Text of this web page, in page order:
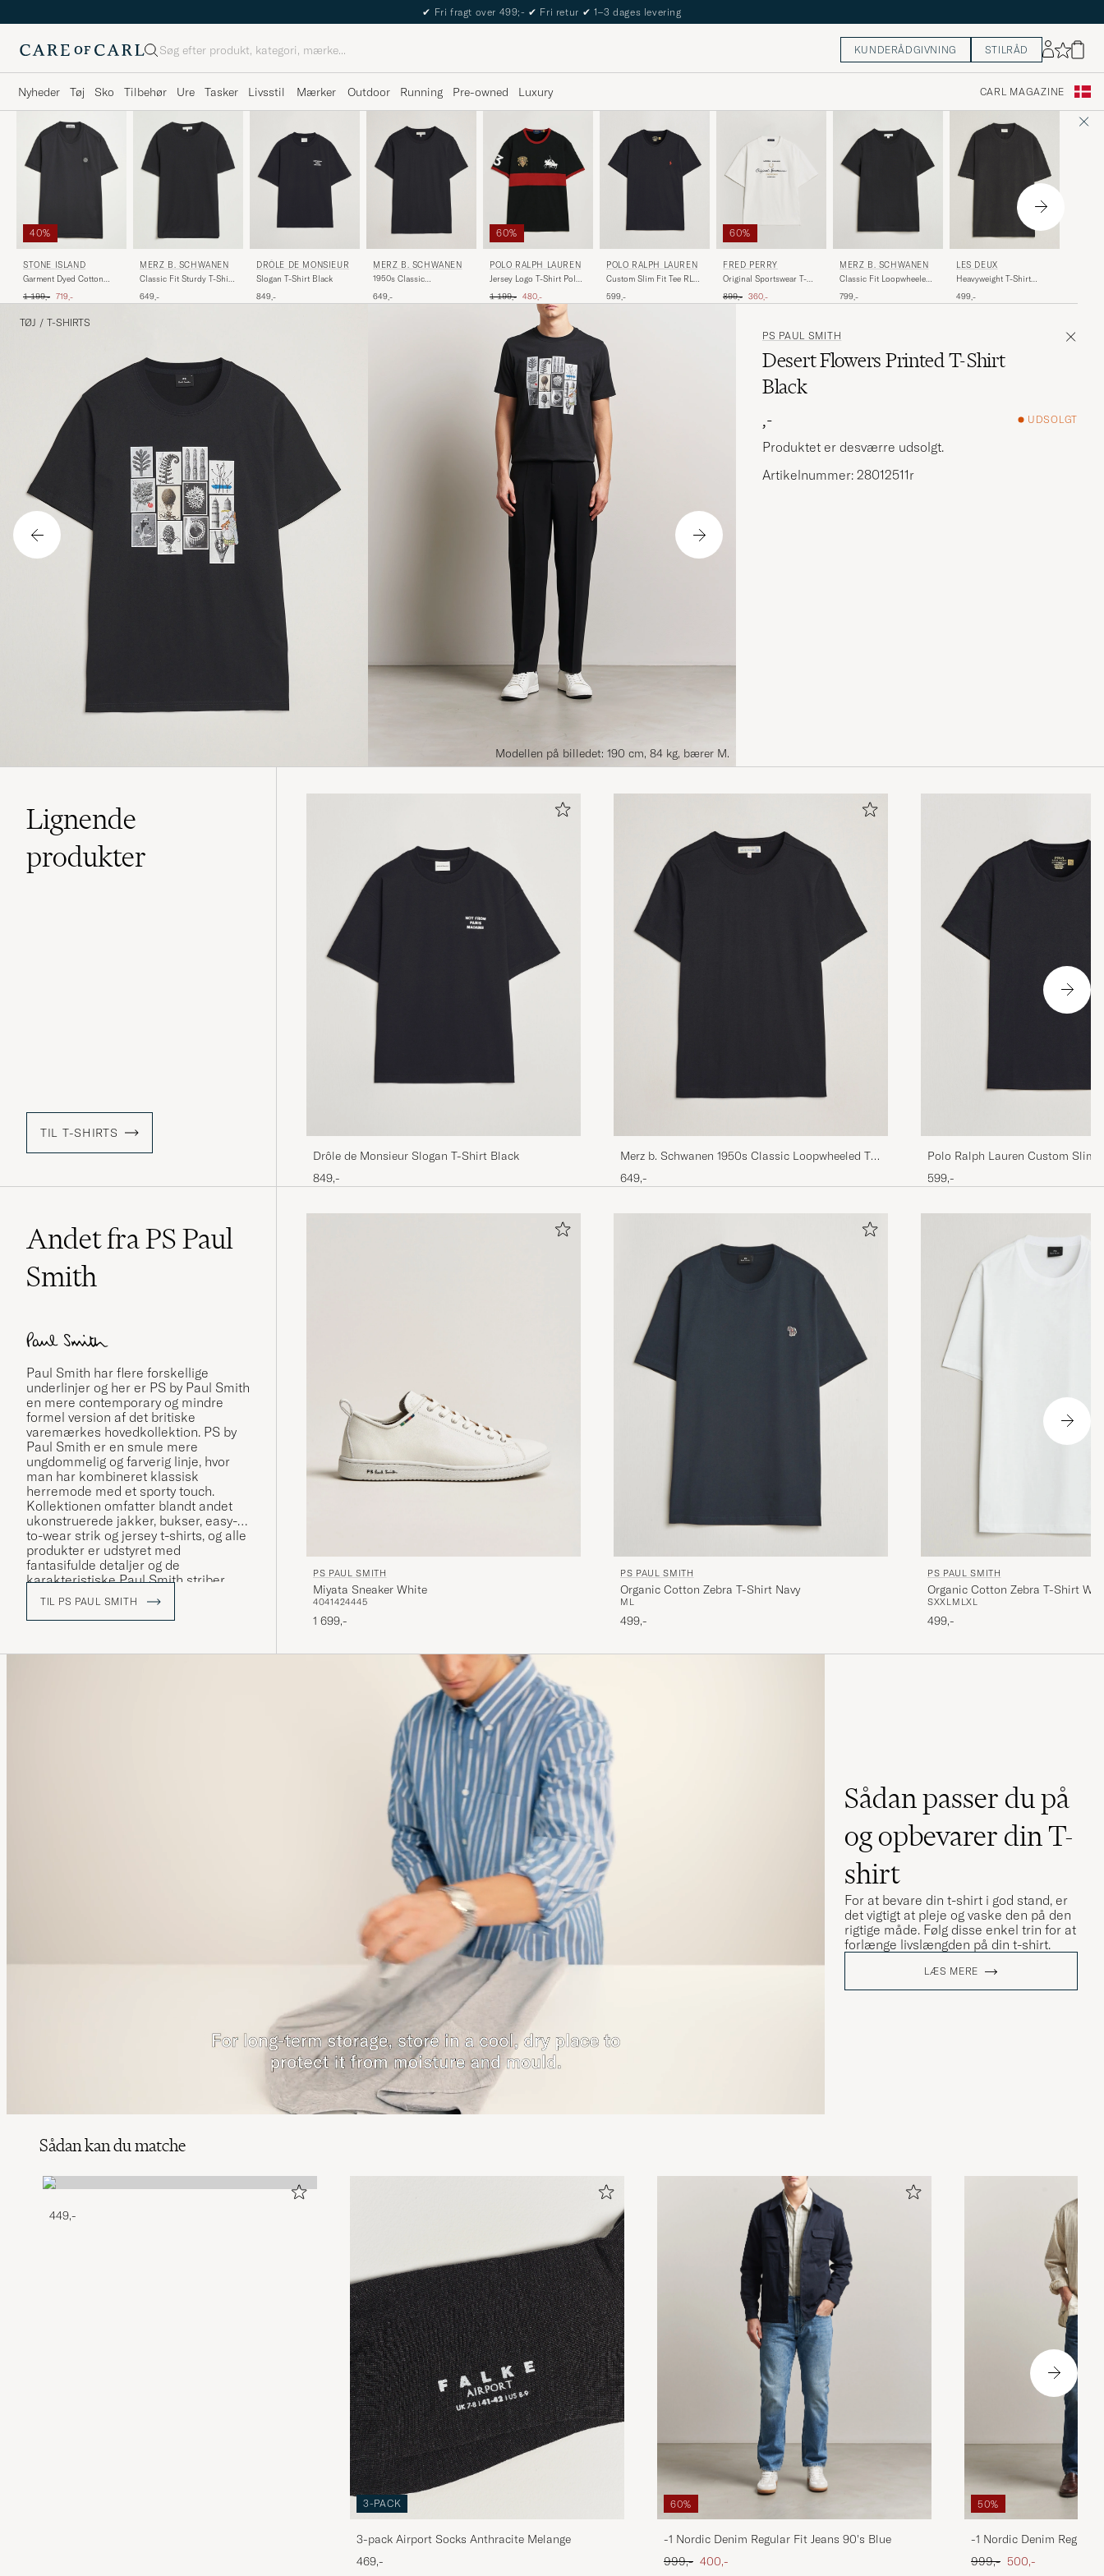
The Care of Carl Passport
Søg KUNDERÅDGIVNING STILRÅD
Nyheder Tøj Sko Tilbehør Ure Tasker Livsstil Mærker Outdoor Running Pre-owned Luxury CARL MAGAZINE
40%
STONE ISLAND
Garment Dyed Cotton
Ordinary pris
1 199,- Nedsat pris
719,-
MERZ B. SCHWANEN
Classic Fit Sturdy T-Shirt
649,-
DRÔLE DE MONSIEUR
Slogan T-Shirt Black
849,-
MERZ B. SCHWANEN
1950s Classic
Black
649,-
60%
POLO RALPH LAUREN
Jersey Logo T-Shirt Polo
Ordinary pris
1 199,- Nedsat pris
480,-
POLO RALPH LAUREN
Custom Slim Fit Tee RL
599,-
60%
FRED PERRY
Original Sportswear T-
Ordinary pris
899,- Nedsat pris
360,-
MERZ B. SCHWANEN
Classic Fit Loopwheeled
799,-
LES DEUX
Heavyweight T-Shirt
499,-
TØJ / T-SHIRTS
Modellen på billedet: 190 cm, 84 kg, bærer M.
PS PAUL SMITH
Desert Flowers Printed T-Shirt
Black
,-
UDSOLGT
Produktet er desværre udsolgt.
Artikelnummer: 28012511r
Lignende
produkter
TIL T-SHIRTS
Drôle de Monsieur Slogan T-Shirt Black
849,-
Merz b. Schwanen 1950s Classic Loopwheeled T-
shirt Black
649,-
Polo Ralph Lauren Custom Slim
599,-
Andet fra PS Paul
Smith
Paul Smith har flere forskellige
underlinjer og her er PS by Paul Smith
en mere contemporary og mindre
formel version af det britiske
varemærkes hovedkollektion. PS by
Paul Smith er en smule mere
ungdommelig og farverig linje, hvor
man har kombineret klassisk
herremode med et sporty touch.
Kollektionen omfatter blandt andet
ukonstruerede jakker, bukser, easy-
to-wear strik og jersey t-shirts, og alle
produkter er udstyret med
fantasifulde detaljer og de
karakteristiske Paul Smith striber
samt logo.
TIL PS PAUL SMITH
PS PAUL SMITH
Miyata Sneaker White
4041424445
1 699,-
PS PAUL SMITH
Organic Cotton Zebra T-Shirt Navy
M L
499,-
PS PAUL SMITH
Organic Cotton Zebra T-Shirt
SXXL M LXL
499,-
Sådan passer du på
og opbevarer din T-
shirt
For at bevare din t-shirt i god stand, er
det vigtigt at pleje og vaske den på den
rigtige måde. Følg disse enkel trin for at
forlænge livslængden på din t-shirt.
LÆS MERE
Sådan kan du matche
449,-
3-PACK
3-pack Airport Socks Anthracite Melange
469,-
60%
-1 Nordic Denim Regular Fit Jeans 90's Blue
Ordinary pris
999,- Nedsat pris
400,-
50%
-1 Nordic Denim Regular
Ordinary pris
999,- Nedsat pris
500,-